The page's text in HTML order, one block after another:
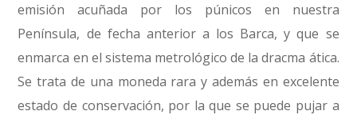
emisión acuñada por los púnicos en nuestra
Península, de fecha anterior a los Barca, y que se
enmarca en el sistema metrológico de la dracma ática.
Se trata de una moneda rara y además en excelente
estado de conservación, por la que se puede pujar a